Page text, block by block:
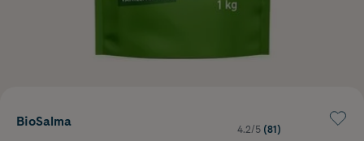
BioSalma
4.2/5 (81)